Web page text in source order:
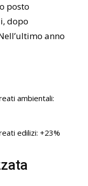
posto
dopo
anno
ambientali:
edilizi: +23%